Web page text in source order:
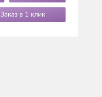
Заказ в 1 клик